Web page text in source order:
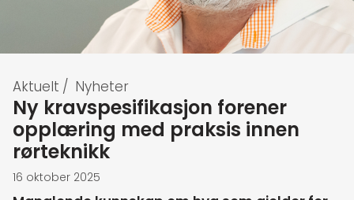
Aktuelt / Nyheter
Ny kravspesifikasjon forener
opplæring med praksis innen
rørteknikk
16 oktober 2025